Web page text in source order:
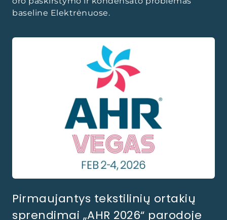
baseline Elektrėnuose.
Pirmaujantys tekstilinių ortakių
sprendimai „AHR 2026“ parodoje